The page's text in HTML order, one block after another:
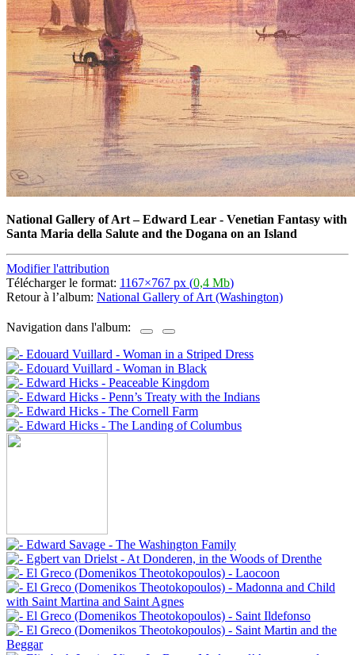
National Gallery of Art–Edward Lear - Venetian Fantasy with
Santa Maria della Salute and the Dogana on an Island
Modifier l'attribution
Télécharger le format: 1167×767 px (0,4 Mb)
Retour à l’album: National Gallery of Art (Washington)
Navigation dans l'album: